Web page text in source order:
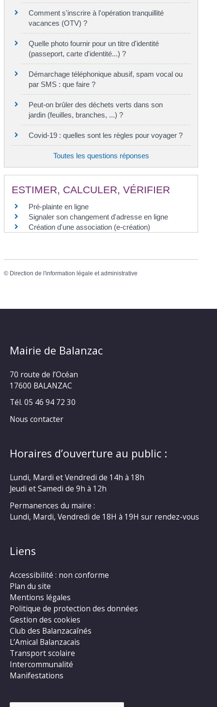
Comment s'inscrire à l'opération tranquillité
vacances (OTV) ?
Quelle photo fournir pour un titre d'identité
(passeport, carte d'identité...) ?
Démarchage téléphonique abusif, spam vocal ou
par SMS : que faire ?
Peut-on brûler des déchets verts dans son
jardin (feuilles, branches, ...) ?
Covid-19 : quelles sont les règles pour voyager ?
Toutes les questions réponses
ESTIMER, CALCULER, VÉRIFIER
Pré-plainte en ligne
Signaler son changement d'adresse en ligne
Création d'une association (e-création)
© Direction de l'information légale et administrative
Mairie de Balanzac
70 route de l’Océan
17600 BALANZAC
Tél. 05 46 94 72 30
Nous contacter
Horaires d’ouverture au public :
Lundi, Mardi et Vendredi de 14h à 18h
Jeudi et Samedi de 9h à 12h
Permanences du maire :
Lundi, Mardi, Vendredi de 18H à 19H sur rendez-vous
Liens
Accessibilité : non conforme
Plan du site
Mentions légales
Politique de protection des données
Gestion des cookies
Club des Balanzacaînés
L’Amical Balanzacais
Transport scolaire
Intercommunalité
Manifestations